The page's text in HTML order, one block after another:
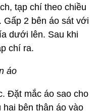
tạp chí theo chiều
2 bên áo sát với
dưới lên. Sau khi
chí ra.
áo
Đặt mắc áo sao cho
bên thân áo vào